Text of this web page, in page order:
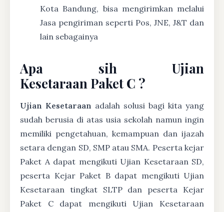
Kota Bandung, bisa mengirimkan melalui
Jasa pengiriman seperti Pos, JNE, J&T dan
lain sebagainya
Apa sih Ujian
Kesetaraan Paket C ?
Ujian Kesetaraan adalah solusi bagi kita yang
sudah berusia di atas usia sekolah namun ingin
memiliki pengetahuan, kemampuan dan ijazah
setara dengan SD, SMP atau SMA. Peserta kejar
Paket A dapat mengikuti Ujian Kesetaraan SD,
peserta Kejar Paket B dapat mengikuti Ujian
Kesetaraan tingkat SLTP dan peserta Kejar
Paket C dapat mengikuti Ujian Kesetaraan